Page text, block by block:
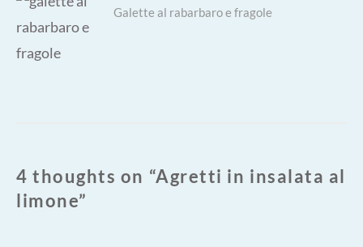
Next
Galette al rabarbaro e fragole
4 thoughts on “Agretti in insalata al
limone”